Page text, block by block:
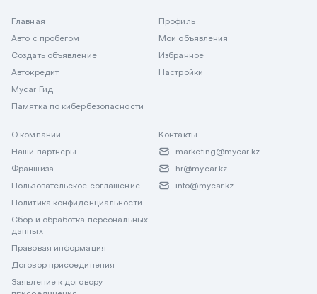
Главная
Авто с пробегом
Создать объявление
Автокредит
Mycar Гид
Памятка по кибербезопасности
Профиль
Мои объявления
Избранное
Настройки
О компании
Наши партнеры
Франшиза
Пользовательское соглашение
Политика конфиденциальности
Сбор и обработка персональных
данных
Правовая информация
Договор присоединения
Заявление к договору
Контакты
marketing@mycar.kz
hr@mycar.kz
info@mycar.kz